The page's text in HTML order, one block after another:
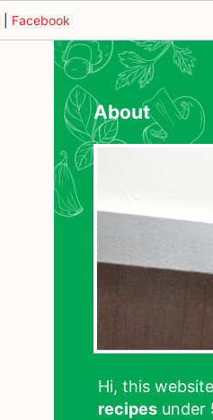
Facebook
About
Hi, this
recipes under